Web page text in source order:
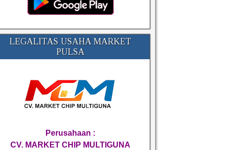
LEGALITAS USAHA MARKET
PULSA
Perusahaan :
CV. MARKET CHIP MULTIGUNA